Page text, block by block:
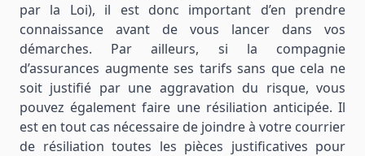
par la Loi), il est donc important d’en prendre
connaissance avant de vous lancer dans vos
démarches. Par ailleurs, si la compagnie
d’assurances augmente ses tarifs sans que cela ne
soit justifié par une aggravation du risque, vous
pouvez également faire une résiliation anticipée. Il
est en tout cas nécessaire de joindre à votre courrier
de résiliation toutes les pièces justificatives pour